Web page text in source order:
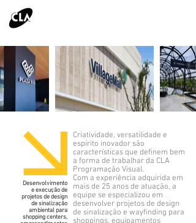
Desenvolvimento
e execução de
projetos de design
de sinalização
ambiental para
shopping centers,
Criatividade, versatilidade e
espírito inovador são
características que definem bem
a forma de trabalhar da CLA
Programação Visual.
Com a experiência adquirida em
mais de 25 anos de atuação, a
equipe se especializou em
desenvolver projetos de design
de sinalização e wayfinding para